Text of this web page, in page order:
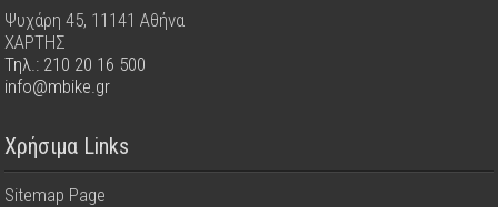
Ψυχάρη 45, 11141 Αθήνα
ΧΑΡΤΗΣ
Τηλ.: 210 20 16 500
info@mbike.gr
Χρήσιμα Links
Sitemap Page